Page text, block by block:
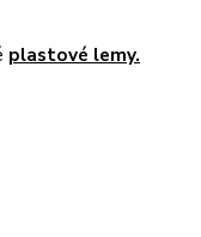
plastové lemy.